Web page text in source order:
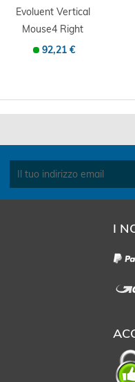
Evoluent Vertical
Mouse4 Right
Hand Mouse USB
92,21 €
I